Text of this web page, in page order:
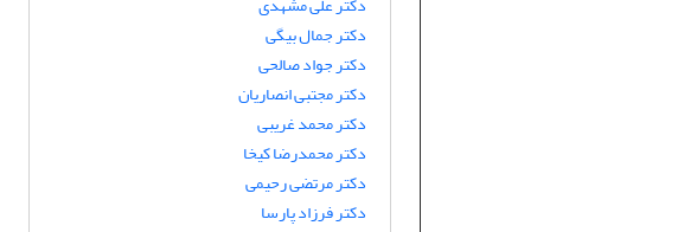
دکتر جمال بیگی
دکتر جواد صالحی
دکتر مجتبی انصاریان
دکتر محمد غریبی
دکتر محمدرضا کیخا
دکتر مرتضی رحیمی
دکتر فرزاد پارسا